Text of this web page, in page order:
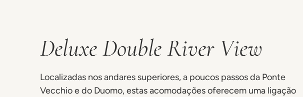
Deluxe Double River View
Localizadas nos andares superiores, a poucos passos da Ponte
Vecchio e do Duomo, estas acomodações oferecem uma ligação